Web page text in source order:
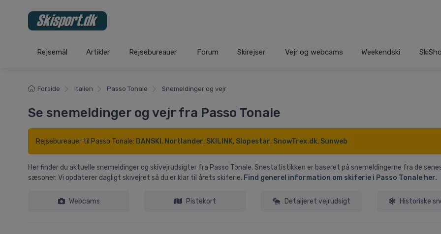
Rejsemål Artikler Rejsebureauer Forum Skirejser Vejr og webcams Weekendski
Forside Italien Passo Tonale Snemeldinger og vejr
Se snemeldinger og vejr fra Passo Tonale
Rejsebureauer til Passo Tonale: DANSKI , Nortlander, SKILINK, Slopestar, SnowTrex.dk, Sunweb
Her finder du aktuelle snemeldinger og skivejrudsigter fra Passo Tonale. Snestatistikken er baseret på snemeldingerne fra de
sæsoner. Vi opdaterer dagligt skivejret så du er klar til årets skiferie. Find generel information om skiferie i Passo Tonale her.
Webcams Pistekort Detaljeret vejrudsigt Historiske